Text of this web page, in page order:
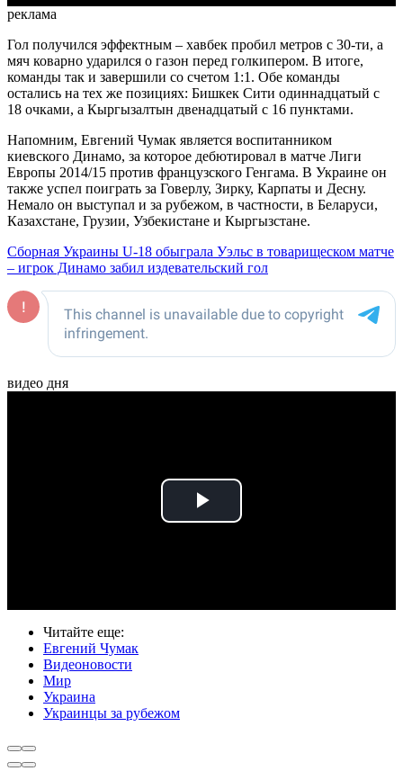
реклама
Гол получился эффектным – хавбек пробил метров с 30-ти, а
мяч коварно ударился о газон перед голкипером. В итоге,
команды так и завершили со счетом 1:1. Обе команды
остались на тех же позициях: Бишкек Сити одиннадцатый с
18 очками, а Кыргызалтын двенадцатый с 16 пунктами.
Напомним, Евгений Чумак является воспитанником
киевского Динамо, за которое дебютировал в матче Лиги
Европы 2014/15 против французского Генгама. В Украине он
также успел поиграть за Говерлу, Зирку, Карпаты и Десну.
Немало он выступал и за рубежом, в частности, в Беларуси,
Казахстане, Грузии, Узбекистане и Кыргызстане.
Сборная Украины U-18 обыграла Уэльс в товарищеском матче
– игрок Динамо забил издевательский гол
видео дня
Play
Читайте еще:
Евгений Чумак
Видеоновости
Мир
Украина
Украинцы за рубежом